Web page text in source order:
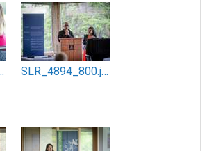
SLR_4894_800.jpg